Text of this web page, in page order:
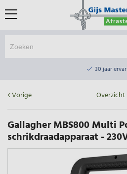
30 jaar
30 jaar
Elektrisch afrasteringsmateriaal
Vorige Overzicht
Gallagher MBS800 Multi
schrikdraadapparaat -